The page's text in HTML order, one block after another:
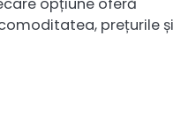
prețurile și